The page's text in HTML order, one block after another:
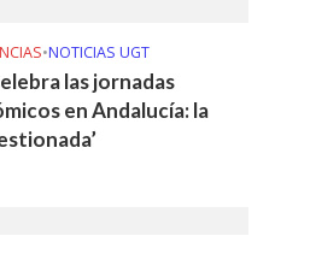
•NOTICIAS UGT
las jornadas
en Andalucía: la